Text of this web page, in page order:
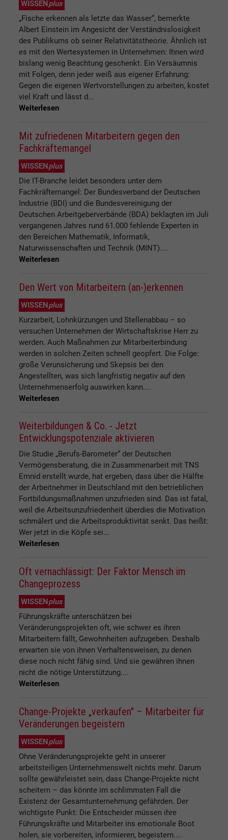
WISSEN plus
„Fische erkennen als letzte das Wasser“, bemerkte
Albert Einstein im Angesicht der Verständnislosigkeit
des Publikums ob seiner Relativitätstheorie. Ähnlich ist
es mit den Wertesystemen in Unternehmen: Ihnen wird
bislang wenig Beachtung geschenkt. Ein Versäumnis
mit Folgen, denn jeder weiß aus eigener Erfahrung:
Gegen die eigenen Wertvorstellungen zu arbeiten, kostet
viel Kraft und lässt d...
Weiterlesen
Mit zufriedenen Mitarbeitern gegen den
Fachkräftemangel
WISSENplus
Die IT-Branche leidet besonders unter dem
Fachkräftemangel: Der Bundesverband der Deutschen
Industrie (BDI) und die Bundesvereinigung der
Deutschen Arbeitgeberverbände (BDA) beklagten im Juli
vergangenen Jahres rund 61.000 fehlende Experten in
den Bereichen Mathematik, Informatik,
Naturwissenschaften und Technik (MINT)....
Weiterlesen
Den Wert von Mitarbeitern (an-)erkennen
WISSENplus
Kurzarbeit, Lohnkürzungen und Stellenabbau – so
versuchen Unternehmen der Wirtschaftskrise Herr zu
werden. Auch Maßnahmen zur Mitarbeiterbindung
werden in solchen Zeiten schnell geopfert. Die Folge:
große Verunsicherung und Skepsis bei den
Angestellten, was sich langfristig negativ auf den
Unternehmenserfolg auswirken kann....
Weiterlesen
Weiterbildungen & Co. - Jetzt
Entwicklungspotenziale aktivieren
Die Studie „Berufs-Barometer“ der Deutschen
Vermögensberatung, die in Zusammenarbeit mit TNS
Emnid erstellt wurde, hat ergeben, dass über die Hälfte
der Arbeitnehmer in Deutschland mit den betrieblichen
Fortbildungsmaßnahmen unzufrieden sind. Das ist fatal,
weil die Arbeitsunzufriedenheit überdies die Motivation
schmälert und die Arbeitsproduktivität senkt. Das heißt:
Wer jetzt in die Köpfe sei...
Weiterlesen
Oft vernachlässigt: Der Faktor Mensch im
Changeprozess
WISSENplus
Führungskräfte unterschätzen bei
Veränderungsprojekten oft, wie schwer es ihren
Mitarbeitern fällt, Gewohnheiten aufzugeben. Deshalb
erwarten sie von ihnen Verhaltensweisen, zu denen
diese noch nicht fähig sind. Und sie gewähren ihnen
nicht die nötige Unterstützung....
Weiterlesen
Change-Projekte „verkaufen" – Mitarbeiter für
Veränderungen begeistern
WISSENplus
Ohne Veränderungsprojekte geht in unserer
arbeitsteiligen Unternehmenswelt nichts mehr. Darum
sollte gewährleistet sein, dass Change-Projekte nicht
scheitern – das könnte im schlimmsten Fall die
Existenz der Gesamtunternehmung gefährden. Der
wichtigste Punkt: Die Entscheider müssen ihre
Führungskräfte und Mitarbeiter ins emotionale Boot
holen, sie vorbereiten, informieren, begeistern....